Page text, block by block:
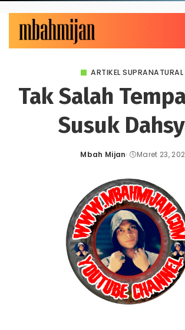
ARTIKEL SUPRANATURAL
Tak Salah
Susuk
Posted
Mbah Mijan Maret 23,